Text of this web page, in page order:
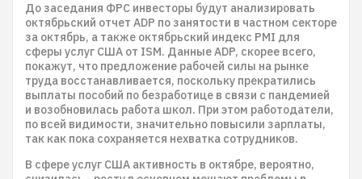
До заседания ФРС инвесторы будут анализировать
октябрьский отчет ADP по занятости в частном секторе
за октябрь, а также октябрьский индекс PMI для
сферы услуг США от ISM. Данные ADP, скорее всего,
покажут, что предложение рабочей силы на рынке
труда восстанавливается, поскольку прекратились
выплаты пособий по безработице в связи с пандемией
и возобновилась работа школ. При этом работодатели,
по всей видимости, значительно повысили зарплаты,
так как пока сохраняется нехватка сотрудников.
В сфере услуг США активность в октябре, вероятно,